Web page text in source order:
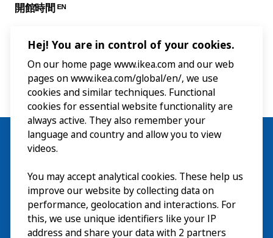
開館時間 ᴱᴺ
ご利用案内
探索
最新情報EN
Hej! You are in control of your cookies.
On our home page www.ikea.com and our web
pages on www.ikea.com/global/en/, we use
cookies and similar techniques. Functional
cookies for essential website functionality are
always active. They also remember your
language and country and allow you to view
videos.
You may accept analytical cookies. These help us
improve our website by collecting data on
performance, geolocation and interactions. For
this, we use unique identifiers like your IP
address and share your data with 2 partners